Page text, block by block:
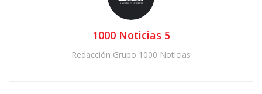
1000 Noticias 5
Redacción Grupo 1000 Noticias